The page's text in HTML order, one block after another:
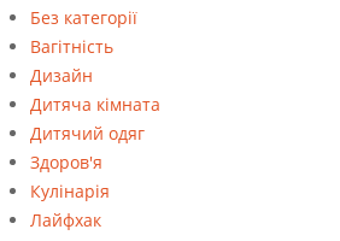
Без категорії
Вагітність
Дизайн
Дитяча кімната
Дитячий одяг
Здоров'я
Кулінарія
Лайфхак